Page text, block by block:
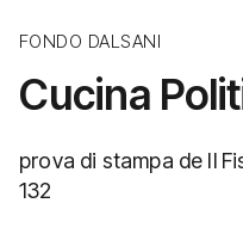
FONDO DALSANI
Cucina
prova di stampa de Il
132